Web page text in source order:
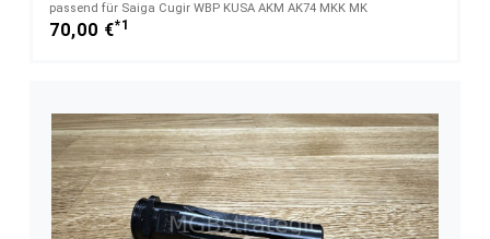
passend für Saiga Cugir WBP KUSA AKM AK74 MKK MK
70,00 €*1